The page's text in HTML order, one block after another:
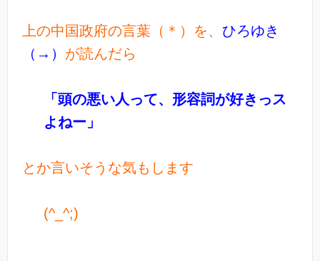
上の中国政府の言葉（＊）を、 ひろゆき
（→） が読んだら
「頭の悪い人って、形容詞が好きっス
よねー」
とか言いそうな気もします
(^_^;)